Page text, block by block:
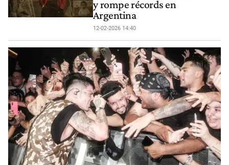
y rompe récords en
Argentina
12-02-2026 14:40